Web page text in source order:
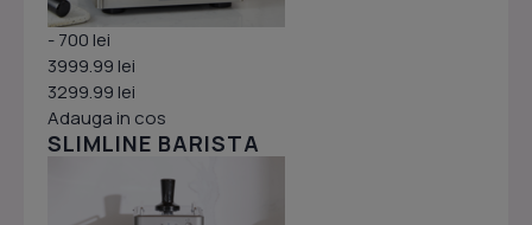
- 700 lei
3999.99 lei
3299.99 lei
Adauga in cos
SLIMLINE BARISTA